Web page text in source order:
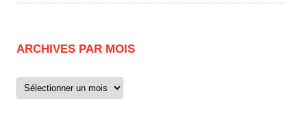
ARCHIVES PAR MOIS
Archives
par